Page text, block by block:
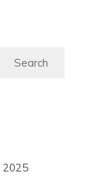
2025